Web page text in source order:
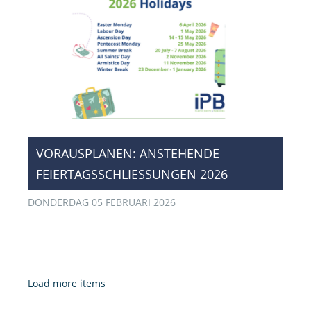
​VORAUSPLANEN: ANSTEHENDE
FEIERTAGSSCHLIESSUNGEN 2026
DONDERDAG 05 FEBRUARI 2026
Load more items